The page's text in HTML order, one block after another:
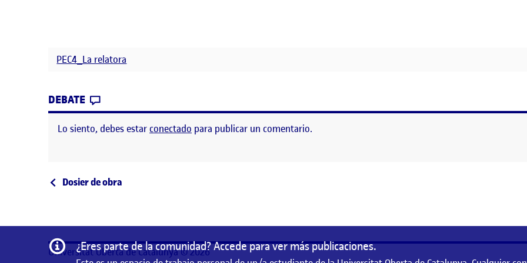
PEC4_La relatora
DEBATE
Lo siento, debes estarconectado para publicar un comentario.
Navegación de entradas
Entrada anterior
Dosier de obra
Información
¿Eres parte de la comunidad? Accede para ver más publicaciones.
Universitat Oberta de Catalunya © 2026